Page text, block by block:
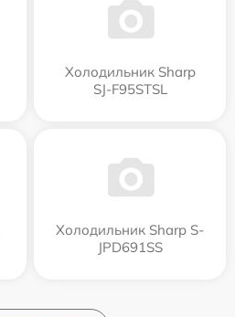
Холодильник Sharp
SJ-F95STSL
Холодильник Sharp S-
JPD691SS